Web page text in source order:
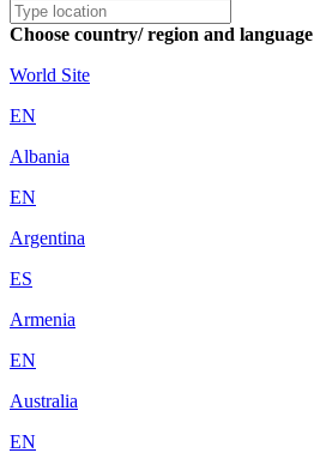
Choose country/ region and language
World Site
EN
Albania
EN
Argentina
ES
Armenia
EN
Australia
EN